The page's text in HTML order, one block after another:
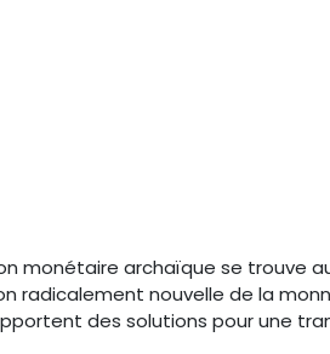
monétaire archaïque se trouve
radicalement nouvelle de la
des solutions pour une